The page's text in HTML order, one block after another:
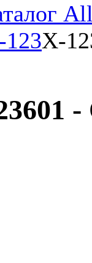
X-